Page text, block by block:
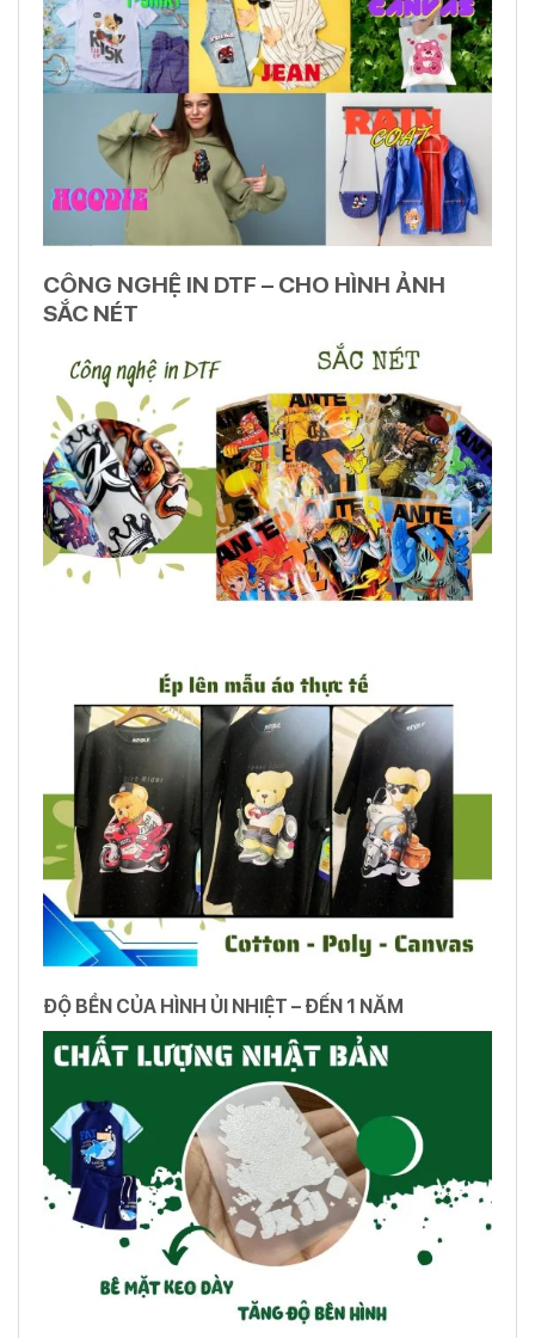
CÔNG NGHỆ IN DTF – CHO HÌNH ẢNH
SẮC NÉT
ĐỘ BỀN CỦA HÌNH ỦI NHIỆT – ĐẾN 1 NĂM